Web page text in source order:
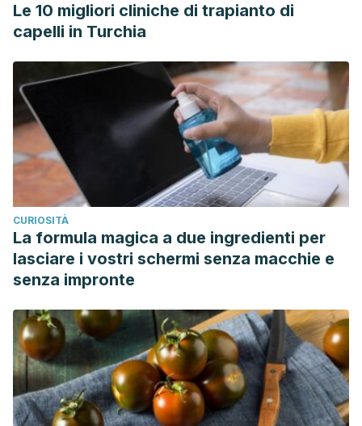
Le 10 migliori cliniche di trapianto di
capelli in Turchia
CURIOSITÀ
La formula magica a due ingredienti per
lasciare i vostri schermi senza macchie e
senza impronte